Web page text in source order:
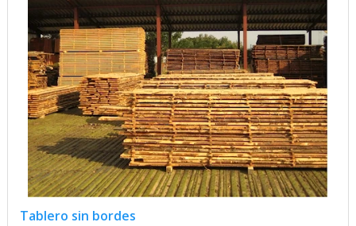
Tablero sin bordes